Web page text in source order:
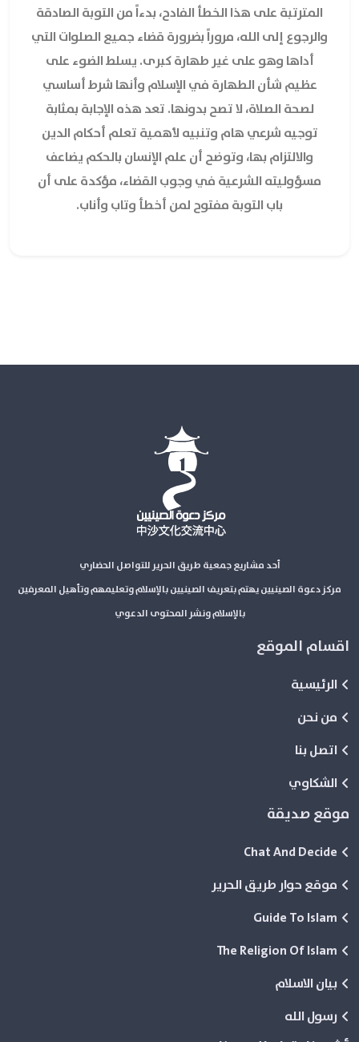
المترتبة على هذا الخطأ الفادح، بدءاً من التوبة الصادقة
والرجوع إلى الله، مروراً بضرورة قضاء جميع الصلوات التي
أداها وهو على غير طهارة كبرى. يسلط الضوء على
عظيم شأن الطهارة في الإسلام وأنها شرط أساسي
لصحة الصلاة، لا تصح بدونها. تعد هذه الإجابة بمثابة
توجيه شرعي هام وتنبيه لأهمية تعلم أحكام الدين
والالتزام بها، وتوضح أن علم الإنسان بالحكم يضاعف
مسؤوليته الشرعية في وجوب القضاء، مؤكدة على أن
باب التوبة مفتوح لمن أخطأ وتاب وأناب.
أحد مشاريع جمعية طريق الحرير للتواصل الحضاري
مركز دعوة الصينيين يهتم بتعريف الصينيين بالإسلام وتعليمهم وتأهيل المعرفين
بالإسلام ونشر المحتوى الدعوي
اقسام الموقع
الرئيسية
من نحن
اتصل بنا
الشكاوي
موقع صديقة
Chat And Decide
موقع حوار طريق الحرير
Guide To Islam
The Religion Of Islam
بيان الاسلام
رسول الله